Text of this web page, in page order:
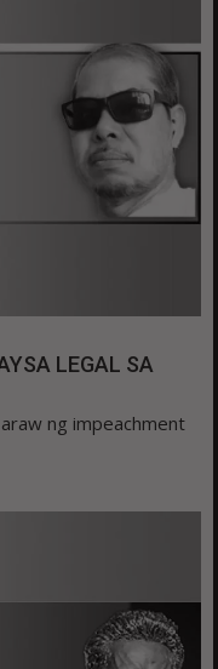
LEGAL SA
araw ng impeachment